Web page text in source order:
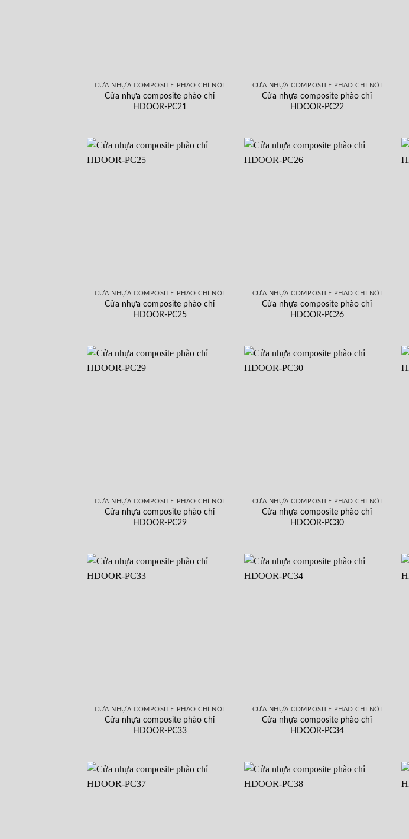
CỬA NHỰA COMPOSITE PHÀO CHỈ NỔI
Cửa nhựa composite phào chỉ
HDOOR-PC21
CỬA NHỰA COMPOSITE PHÀO CHỈ NỔI
Cửa nhựa composite phào chỉ
HDOOR-PC22
CỬA NHỰA COMPOSITE PHÀO CHỈ NỔI
Cửa nhựa composite phào chỉ
HDOOR-PC25
CỬA NHỰA COMPOSITE PHÀO CHỈ NỔI
Cửa nhựa composite phào chỉ
HDOOR-PC26
CỬA NHỰA COMPOSITE PHÀO CHỈ NỔI
Cửa nhựa composite phào chỉ
HDOOR-PC29
CỬA NHỰA COMPOSITE PHÀO CHỈ NỔI
Cửa nhựa composite phào chỉ
HDOOR-PC30
CỬA NHỰA COMPOSITE PHÀO CHỈ NỔI
Cửa nhựa composite phào chỉ
HDOOR-PC33
CỬA NHỰA COMPOSITE PHÀO CHỈ NỔI
Cửa nhựa composite phào chỉ
HDOOR-PC34